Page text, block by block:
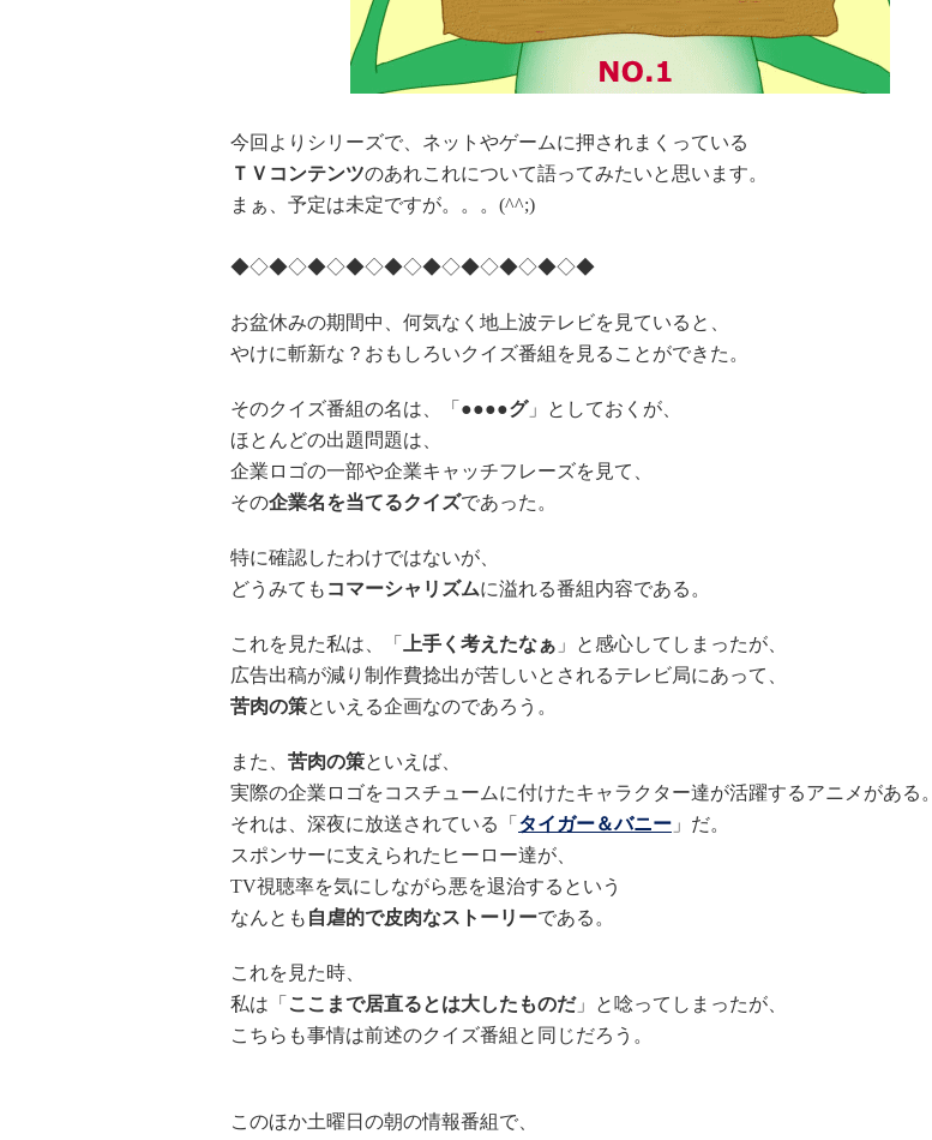
今回よりシリーズで、ネットやゲームに押されまくっている
ＴＶコンテンツのあれこれについて語ってみたいと思います。
まぁ、予定は未定ですが。。。(^^;)
◆◇◆◇◆◇◆◇◆◇◆◇◆◇◆◇◆◇◆
お盆休みの期間中、何気なく地上波テレビを見ていると、
やけに斬新な？おもしろいクイズ番組を見ることができた。
そのクイズ番組の名は、「 ●●●●グ」としておくが、
ほとんどの出題問題は、
企業ロゴの一部や企業キャッチフレーズを見て、
その企業名を当てるクイズであった。
特に確認したわけではないが、
どうみても コマーシャリズムに溢れる番組内容である。
これを見た私は、「 上手く考えたなぁ 」と感心してしまったが、
広告出稿が減り制作費捻出が苦しいとされるテレビ局にあって、
苦肉の策といえる企画なのであろう。
また、 苦肉の策といえば、
実際の企業ロゴをコスチュームに付けたキャラクター達が活躍するアニメがある。
それは、深夜に放送されている「 タイガー＆バニー 」だ。
スポンサーに支えられたヒーロー達が、
TV視聴率を気にしながら悪を退治するという
なんとも 自虐的で皮肉なストーリーである。
これを見た時、
私は「 ここまで居直るとは大したものだ」と唸ってしまったが、
こちらも事情は前述のクイズ番組と同じだろう。
このほか土曜日の朝の情報番組で、